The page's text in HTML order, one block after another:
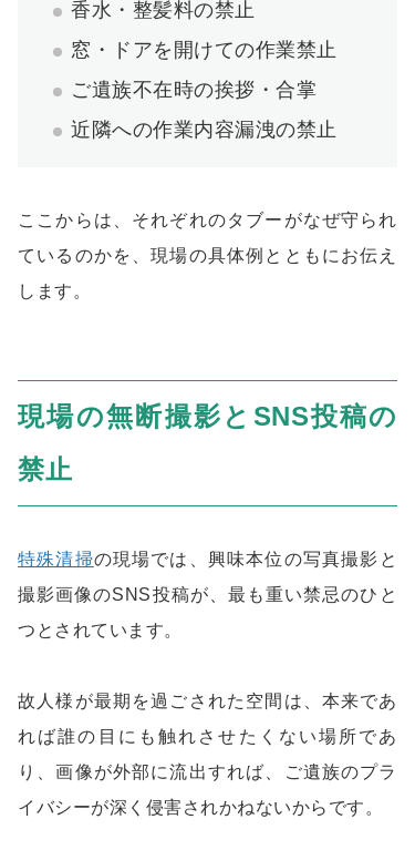
香水・整髪料の禁止
窓・ドアを開けての作業禁止
ご遺族不在時の挨拶・合掌
近隣への作業内容漏洩の禁止
ここからは、それぞれのタブーがなぜ守られ
ているのかを、現場の具体例とともにお伝え
します。
現場の無断撮影とSNS投稿の
禁止
特殊清掃の現場では、興味本位の写真撮影と
撮影画像のSNS投稿が、最も重い禁忌のひと
つとされています。
故人様が最期を過ごされた空間は、本来であ
れば誰の目にも触れさせたくない場所であ
り、画像が外部に流出すれば、ご遺族のプラ
イバシーが深く侵害されかねないからです。